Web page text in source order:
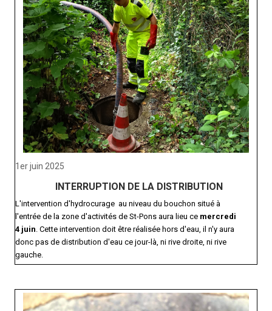
1er juin 2025
INTERRUPTION DE LA DISTRIBUTION
L'intervention d'hydrocurage au niveau du bouchon situé à
l'entrée de la zone d'activités de St-Pons aura lieu ce mercredi
4 juin . Cette intervention doit être réalisée hors d'eau, il n'y aura
donc pas de distribution d'eau ce jour-là, ni rive droite, ni rive
gauche.